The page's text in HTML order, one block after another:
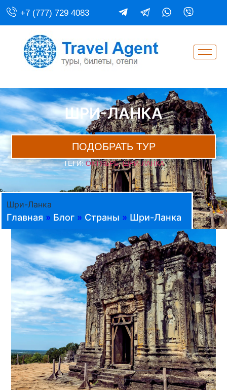
+7 (777) 729 4083
ШРИ-ЛАНКА
ПОДОБРАТЬ ТУР
ТЕГИ:ОКТЯБРЬ,ШРИ-ЛАНКА
Шри-Ланка
Главная » Блог » Страны » Шри-Ланка